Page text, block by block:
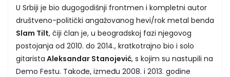
U Srbiji je bio dugogodišnji frontmen i kompletni autor
društveno-politički angažovanog hevi/rok metal benda
Slam Tilt, čiji član je, u beogradskoj fazi njegovog
postojanja od 2010. do 2014., kratkotrajno bio i solo
gitarista Aleksandar Stanojević, s kojim su nastupili na
Demo Festu. Takođe, između 2008. i 2013. godine